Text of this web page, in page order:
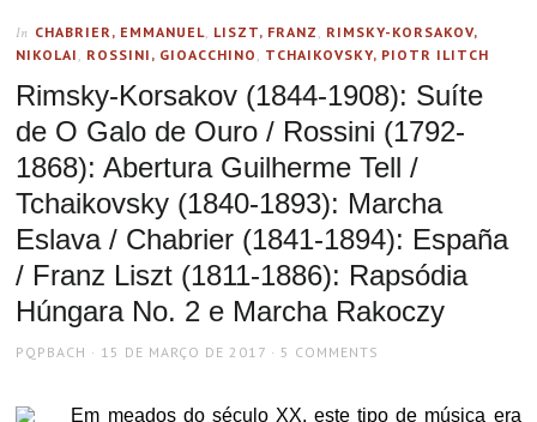
In CHABRIER, EMMANUEL, LISZT, FRANZ , RIMSKY-KORSAKOV,
NIKOLAI , ROSSINI, GIOACCHINO , TCHAIKOVSKY, PIOTR ILITCH
Rimsky-Korsakov (1844-1908): Suíte
de O Galo de Ouro / Rossini (1792-
1868): Abertura Guilherme Tell /
Tchaikovsky (1840-1893): Marcha
Eslava / Chabrier (1841-1894): España
/ Franz Liszt (1811-1886): Rapsódia
Húngara No. 2 e Marcha Rakoczy
AUTHOR
PQPBACH
POSTED
15 DE MARÇO DE 2017 5 COMMENTS
Em meados do século XX, este tipo de música era